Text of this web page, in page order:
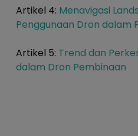
Artikel 4: Menavigasi
Penggunaan Dron dalam
Artikel 5: Trend dan
dalam Dron Pembinaan